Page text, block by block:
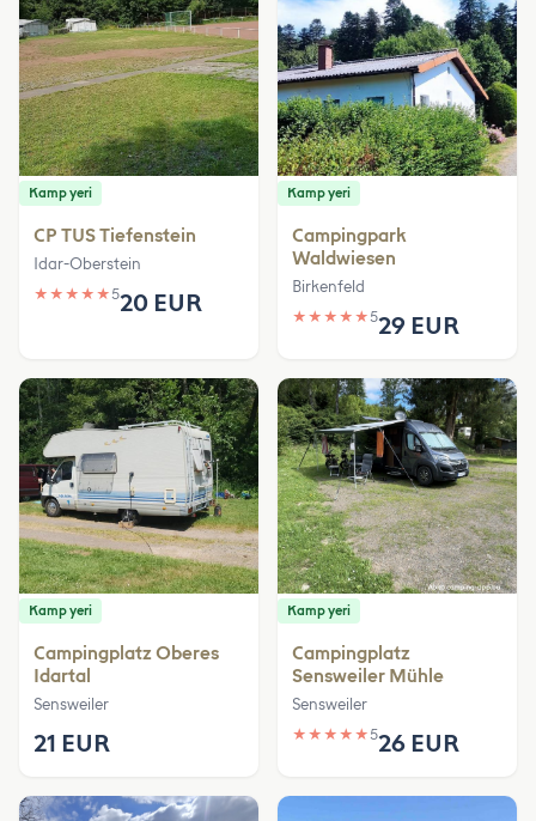
Kamp yeri
CP TUS Tiefenstein
Idar-Oberstein
★ ★ ★ ★ ★520 EUR
Kamp yeri
Campingpark
Waldwiesen
Birkenfeld
★ ★ ★ ★ ★529 EUR
Kamp yeri
Campingplatz Oberes
Idartal
Sensweiler
21 EUR
Kamp yeri
Campingplatz
Sensweiler Mühle
Sensweiler
★ ★ ★ ★ ★526 EUR